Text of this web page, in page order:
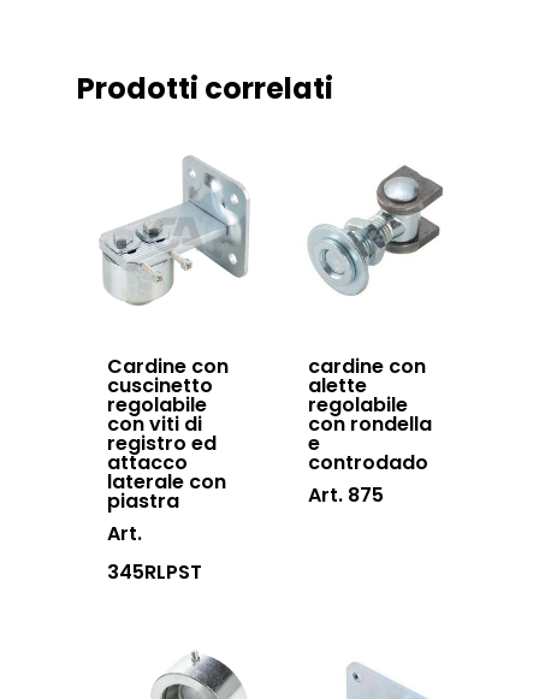
Prodotti correlati
Cardine con
cuscinetto
regolabile
con viti di
registro ed
attacco
laterale con
piastra
Art.
345RLPST
cardine con
alette
regolabile
con rondella
e
controdado
Art. 875
scorrevoli
Accessori
sospesi
Swing gates
Sistemi di
Hardware
Inox
Certificazioni
Contatti